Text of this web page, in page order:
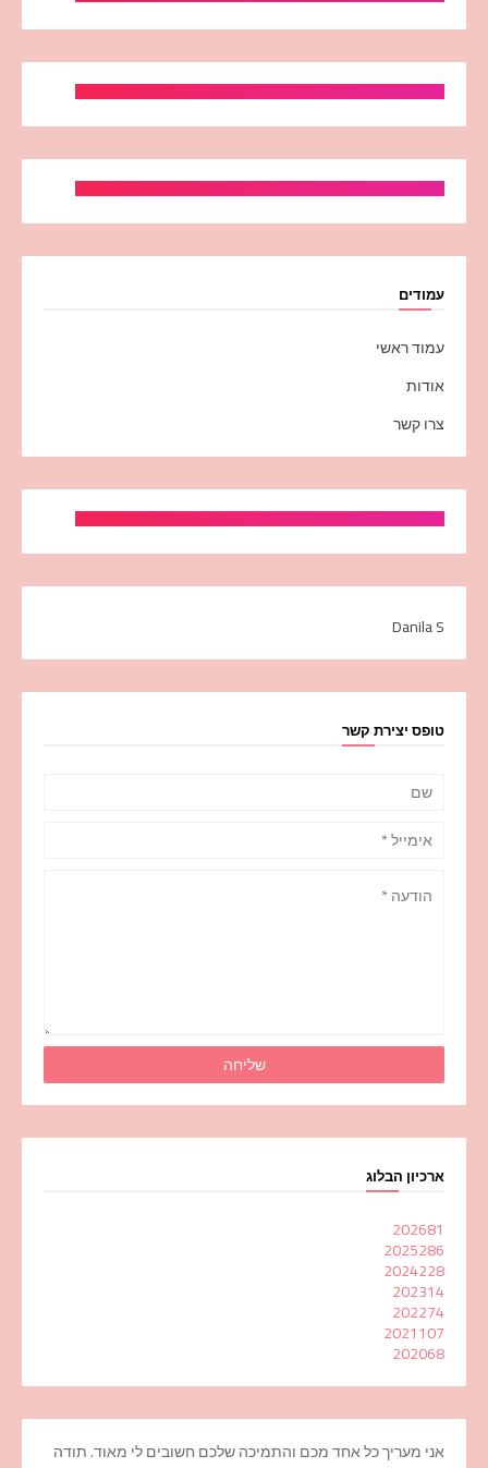
עמודים
עמוד ראשי
אודות
צרו קשר
Danila S
טופס יצירת קשר
ארכיון הבלוג
202681
2025286
2024228
202314
202274
2021107
202068
אני מעריך כל אחד מכם והתמיכה שלכם חשובים לי מאוד. תודה